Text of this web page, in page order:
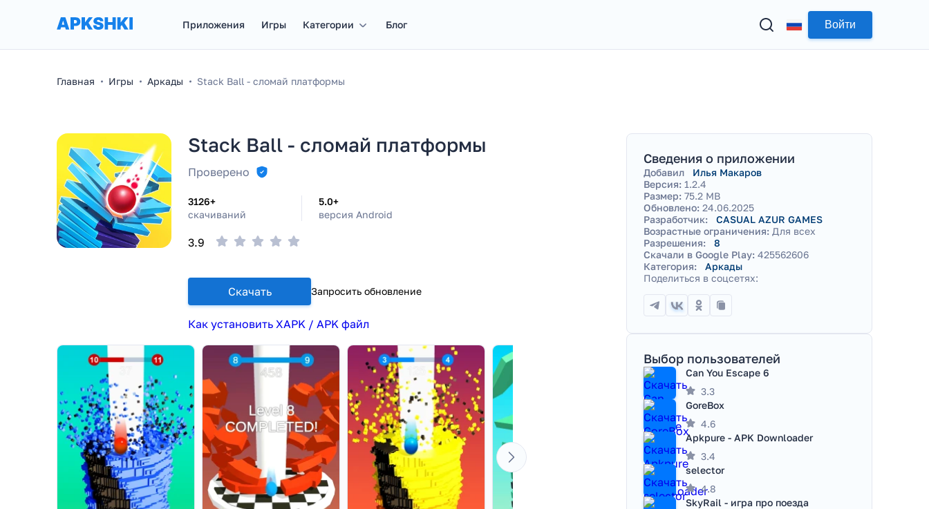
Приложения Игры Категории Блог Войти
Главная Игры Аркады Stack Ball - сломай платформы
Stack Ball - сломай платформы
Проверено
3126+
скачиваний
5.0+
версия Android
3.9
Скачать Запросить обновление
Как установить XAPK / APK файл
Сведения о приложении
Добавил
Илья Макаров
Версия: 1.2.4
Размер: 75.2 MB
Обновлено: 24.06.2025
Разработчик:
CASUAL AZUR GAMES
Возрастные ограничения: Для всех
Разрешения:
8
Скачали в Google Play: 425562606
Категория:
Аркады
Поделиться в соцсетях:
Выбор пользователей
Can You Escape 6
3.3
GoreBox
4.6
Apkpure - APK Downloader
3.4
selector
4.8
SkyRail - игра про поезда